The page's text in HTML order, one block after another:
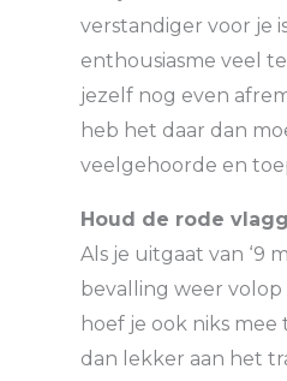
verstandiger voor je
enthousiasme veel
jezelf nog even
heb het daar dan
veelgehoorde en
Houd de rode
Als je uitgaat van ‘9
bevalling weer volop
hoef je ook niks mee
dan lekker aan het